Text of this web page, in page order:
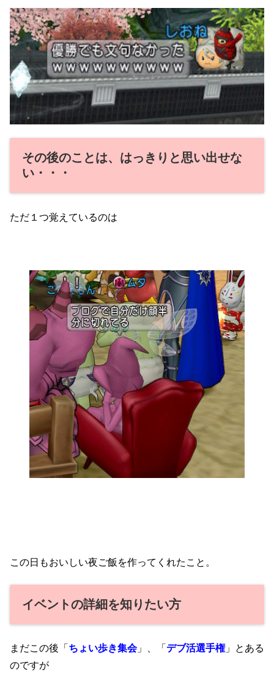
その後のことは、はっきりと思い出せな
い・・・
ただ１つ覚えているのは
この日もおいしい夜ご飯を作ってくれたこと。
イベントの詳細を知りたい方
まだこの後「 ちょい歩き集会」、「 デブ活選手権」とある
のですが